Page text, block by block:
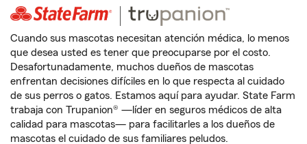
Cuando sus mascotas necesitan atención médica, lo menos
que desea usted es tener que preocuparse por el costo.
Desafortunadamente, muchos dueños de mascotas
enfrentan decisiones difíciles en lo que respecta al cuidado
de sus perros o gatos. Estamos aquí para ayudar. State Farm
trabaja con Trupanion® —líder en seguros médicos de alta
calidad para mascotas— para facilitarles a los dueños de
mascotas el cuidado de sus familiares peludos.